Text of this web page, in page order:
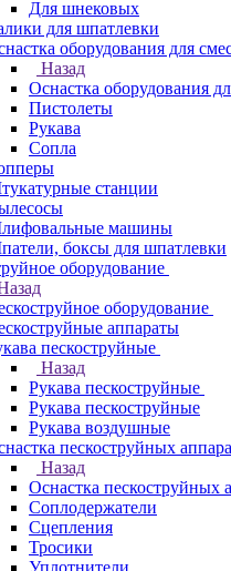
Для шнековых
для шпатлевки
оборудования для
Назад
Оснастка оборудования
Пистолеты
Рукава
Сопла
станции
машины
боксы для шпатлевки
оборудование
оборудование
аппараты
пескоструйные
Назад
Рукава пескоструйные
Рукава пескоструйные
Рукава воздушные
пескоструйных
Назад
Оснастка пескоструйных
Соплодержатели
Сцепления
Тросики
Уплотнители